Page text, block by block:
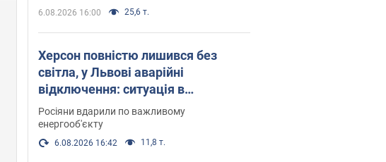
6.08.2026 16:00 25,6 т.
Херсон повністю лишився без
світла, у Львові аварійні
відключення: ситуація в
енергосистемі 6 серпня
Росіяни вдарили по важливому
енергооб'єкту
6.08.2026 16:42 11,8 т.